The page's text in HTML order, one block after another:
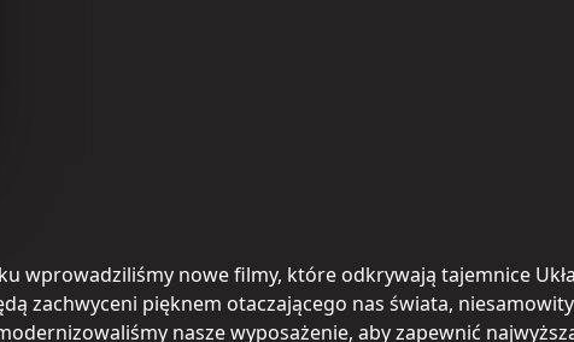
wprowadziliśmy nowe filmy, które odkrywają tajemnice
zachwyceni pięknem otaczającego nas świata,
nasze wyposażenie, aby zapewnić